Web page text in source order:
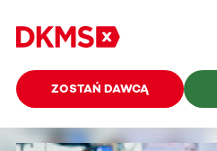
ZOSTAŃ DAWCĄ